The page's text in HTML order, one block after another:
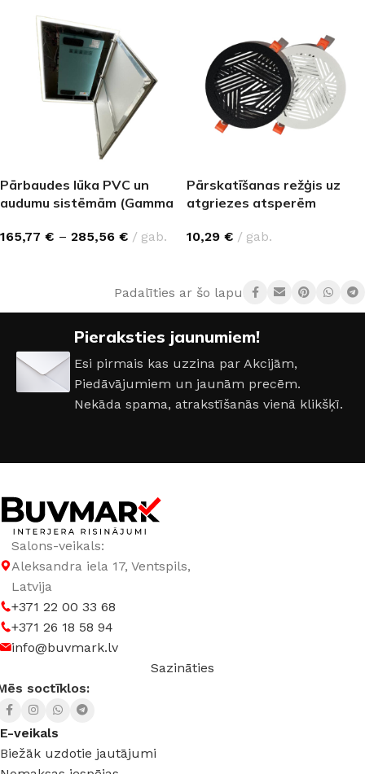
Pārbaudes lūka PVC un
audumu sistēmām (Gamma
165,77 € – 285,56 € gab.
Pārskatīšanas režģis uz
atgriezes atsperēm
10,29 € gab.
Padalīties ar šo lapu:
Pieraksties jaunumiem!
Esi pirmais kas uzzina par Akcijām,
Piedāvājumiem un jaunām precēm.
Nekāda spama, atrakstīšanās vienā klikšķī.
Salons-veikals:
Aleksandra iela 17, Ventspils,
Latvija
+371 22 00 33 68
+371 26 18 58 94
info@buvmark.lv
Sazināties
soctīklos:
E-veikals
Biežāk uzdotie jautājumi